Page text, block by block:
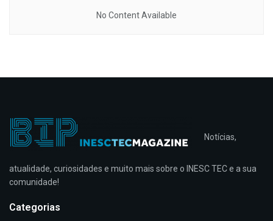
No Content Available
Notícias,
atualidade, curiosidades e muito mais sobre o INESC TEC e a sua
comunidade!
Categorias